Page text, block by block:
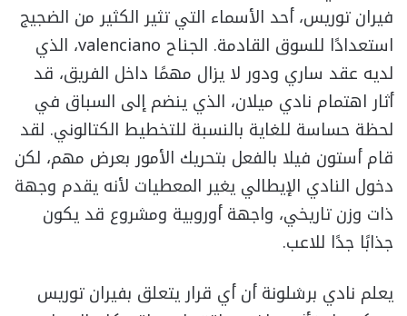
فيران توريس، أحد الأسماء التي تثير الكثير من الضجيج
استعدادًا للسوق القادمة. الجناح valenciano، الذي
لديه عقد ساري ودور لا يزال مهمًا داخل الفريق، قد
أثار اهتمام نادي ميلان، الذي ينضم إلى السباق في
لحظة حساسة للغاية بالنسبة للتخطيط الكتالوني. لقد
قام أستون فيلا بالفعل بتحريك الأمور بعرض مهم، لكن
دخول النادي الإيطالي يغير المعطيات لأنه يقدم وجهة
ذات وزن تاريخي، واجهة أوروبية ومشروع قد يكون
جذابًا جدًا للاعب.
يعلم نادي برشلونة أن أي قرار يتعلق بفيران توريس